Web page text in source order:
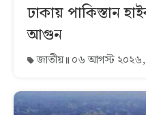
ঢাকায় পাকিস্তান
আগুন
জাতীয় ০৬ আগস্ট